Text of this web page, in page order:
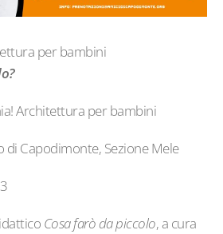
per bambini
Architettura per bambini
di Capodimonte, Sezione Mele
Cosa farò da piccolo, a cura